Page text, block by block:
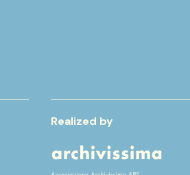
Realized by